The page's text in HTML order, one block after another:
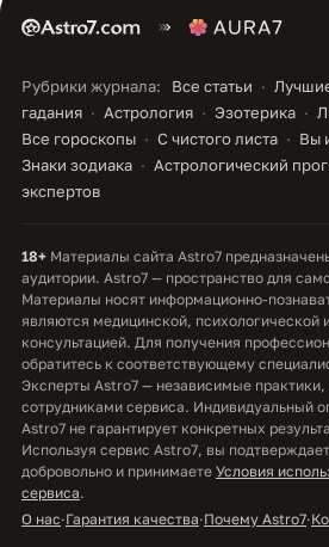
Рубрики журнала: Все статьи
гадания
Астрология Эзотерика
Все гороскопы
С чистого листа Вы
Знаки зодиака
Астрологический
экспертов
18+ Материалы сайта Astro7
аудитории. Astro7 — пространство для
Материалы носят информационно-
являются медицинской, психологической
консультацией. Для получения
обратитесь к соответствующему
Эксперты Astro7 — независимые
сотрудниками сервиса. Индивидуальный
Astro7 не гарантирует конкретных
Используя сервис Astro7, вы
добровольно и принимаете Условия
сервиса.
О нас·Гарантия качества·Почему Astro7·